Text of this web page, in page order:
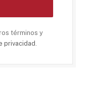
términos y
privacidad.